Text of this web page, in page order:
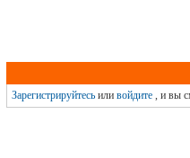
Зарегистрируйтесьили войдите, и вы